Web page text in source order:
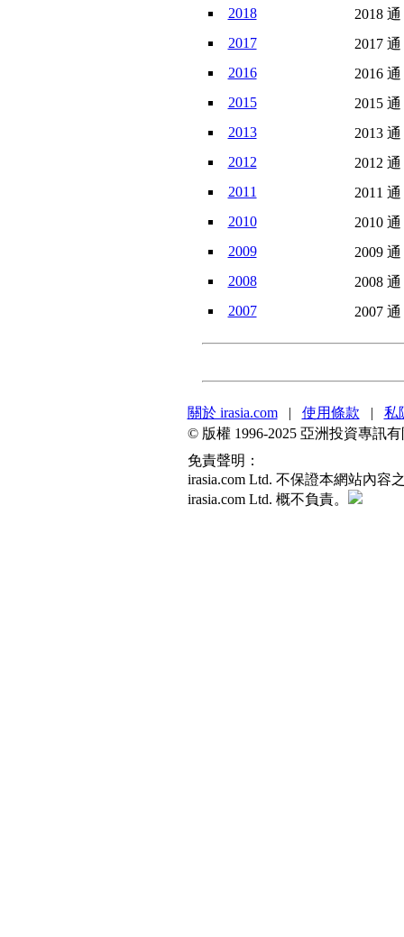
2018
2018
2017
2017
2016
2016
2015
2015
2013
2013
2012
2012
2011
2011
2010
2010
2009
2009
2008
2008
2007
2007
關於 irasia.com| 使用條款 | 私
© 版權 1996-2025 亞洲投資專訊
免責聲明：
irasia.com Ltd. 不保證本網站內
irasia.com Ltd. 概不負責。